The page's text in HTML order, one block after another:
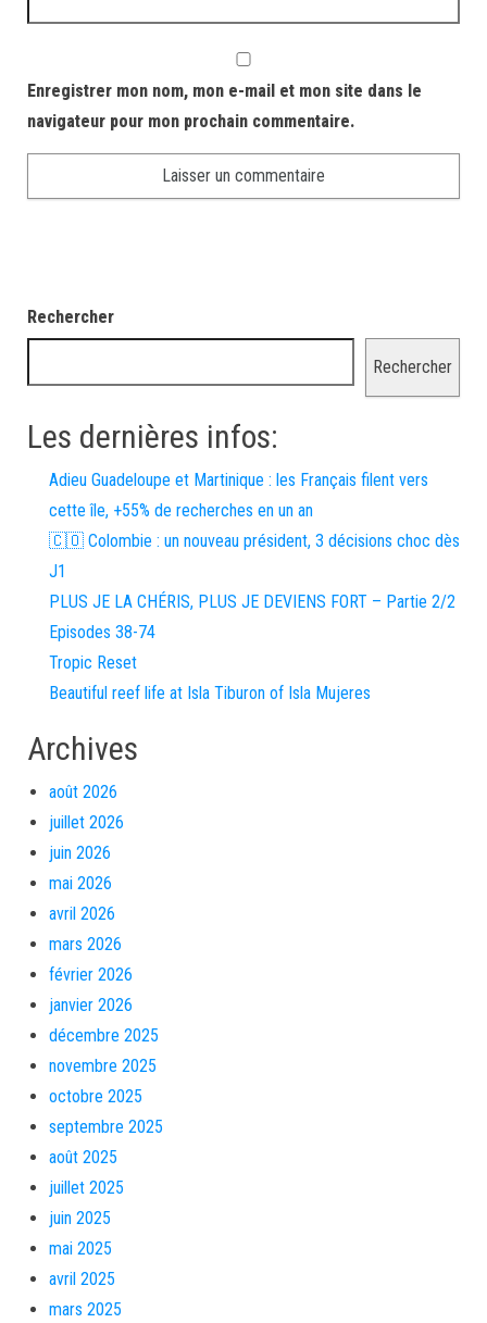
Enregistrer mon nom, mon e-mail et mon site dans le
navigateur pour mon prochain commentaire.
Rechercher
Rechercher
Les dernières infos:
Adieu Guadeloupe et Martinique : les Français filent vers
cette île, +55% de recherches en un an
🇨🇴 Colombie : un nouveau président, 3 décisions choc dès
J1
PLUS JE LA CHÉRIS, PLUS JE DEVIENS FORT – Partie 2/2
Episodes 38-74
Tropic Reset
Beautiful reef life at Isla Tiburon of Isla Mujeres
Archives
août 2026
juillet 2026
juin 2026
mai 2026
avril 2026
mars 2026
février 2026
janvier 2026
décembre 2025
novembre 2025
octobre 2025
septembre 2025
août 2025
juillet 2025
juin 2025
mai 2025
avril 2025
mars 2025